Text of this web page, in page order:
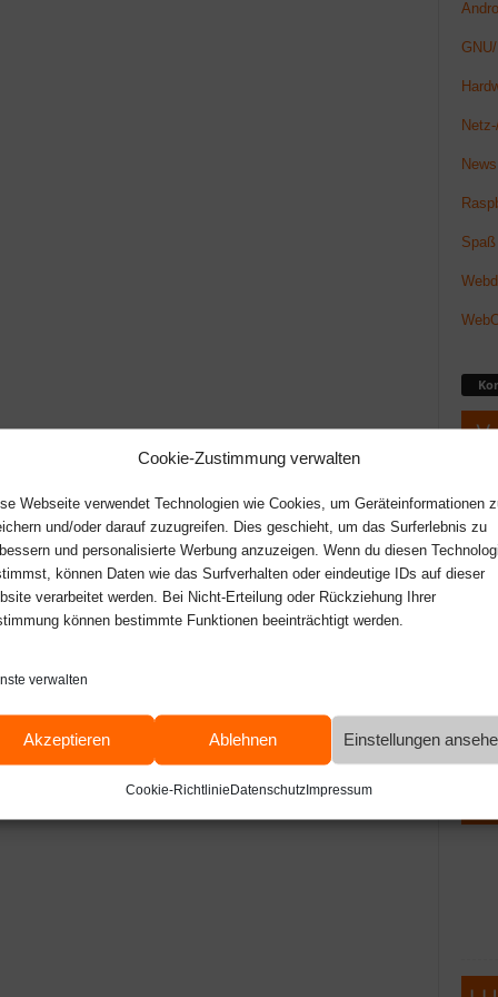
Cookie-Zustimmung verwalten
Webseite verwendet Technologien wie Cookies, um Geräteinformationen
und/oder darauf zuzugreifen. Dies geschieht, um das Surferlebnis zu
und personalisierte Werbung anzuzeigen. Wenn du diesen
können Daten wie das Surfverhalten oder eindeutige IDs auf dieser
verarbeitet werden. Bei Nicht-Erteilung oder Rückziehung Ihrer
können bestimmte Funktionen beeinträchtigt werden.
verwalten
Akzeptieren Ablehnen Einstellungen
Cookie-RichtlinieDatenschutzImpressum
News
Spaß